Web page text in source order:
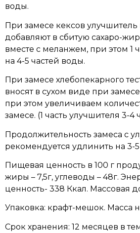
воды.
При замесе кексов улучшитель
добавляют в сбитую сахаро-
вместе с меланжем, при этом 1
на 4-5 частей воды.
При замесе хлебопекарного
вносят в сухом виде при
при этом увеличиваем
замесе. (1 часть улучшителя 3-4
Продолжительность замеса с
рекомендуется удлинить на 3-
Пищевая ценность в 100 г
жиры – 7,5г, углеводы – 48г.
ценность- 338 Ккал. Массовая
Упаковка: крафт-мешок. Масса
Срок хранения: 12 месяцев в